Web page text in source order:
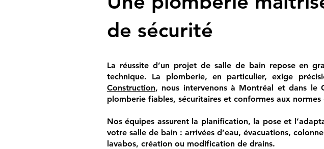
de sécurité
La réussite d’un projet de salle de bain repose en
technique. La plomberie, en particulier, exige
Construction, nous intervenons à Montréal et dans le
plomberie fiables, sécuritaires et conformes aux
Nos équipes assurent la planification, la pose et
votre salle de bain : arrivées d’eau, évacuations,
lavabos, création ou modification de drains.